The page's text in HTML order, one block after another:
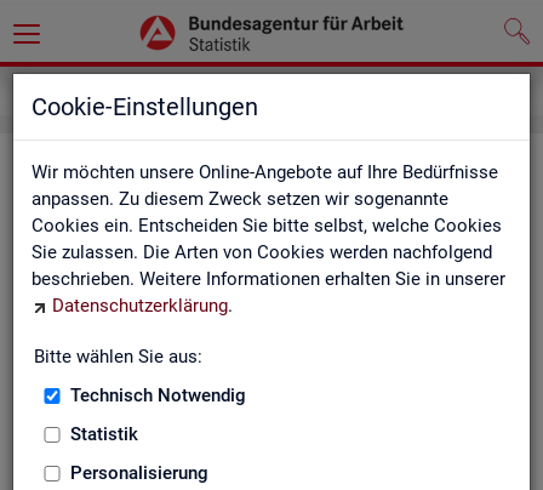
Cookie-Einstellungen
Wir möchten unsere Online-Angebote auf Ihre Bedürfnisse
anpassen. Zu diesem Zweck setzen wir sogenannte
Cookies ein. Entscheiden Sie bitte selbst, welche Cookies
Sie zulassen. Die Arten von Cookies werden nachfolgend
beschrieben. Weitere Informationen erhalten Sie in unserer
Datenschutzerklärung.
Bitte wählen Sie aus:
Technisch Notwendig
Statistik
Personalisierung
News­let­ter Sta­tis­tik und Ar­beits­
markt­be­richt­erstat­tung der BA
Mit dem mo­nat­li­chen News­let­ter in­for­mie­ren wir Sie über
ver­schie­de­ne The­men und ak­tu­el­le Ent­wick­lun­gen.
ak­tu­el­le Be­rich­te, wie z. B. den Mo­nats­be­richt und den BA-
neue Ver­öf­fent­li­chun­gen,
Son­der­be­rich­te,
an­de­re Neu­ig­kei­ten aus der Sta­tis­tik.